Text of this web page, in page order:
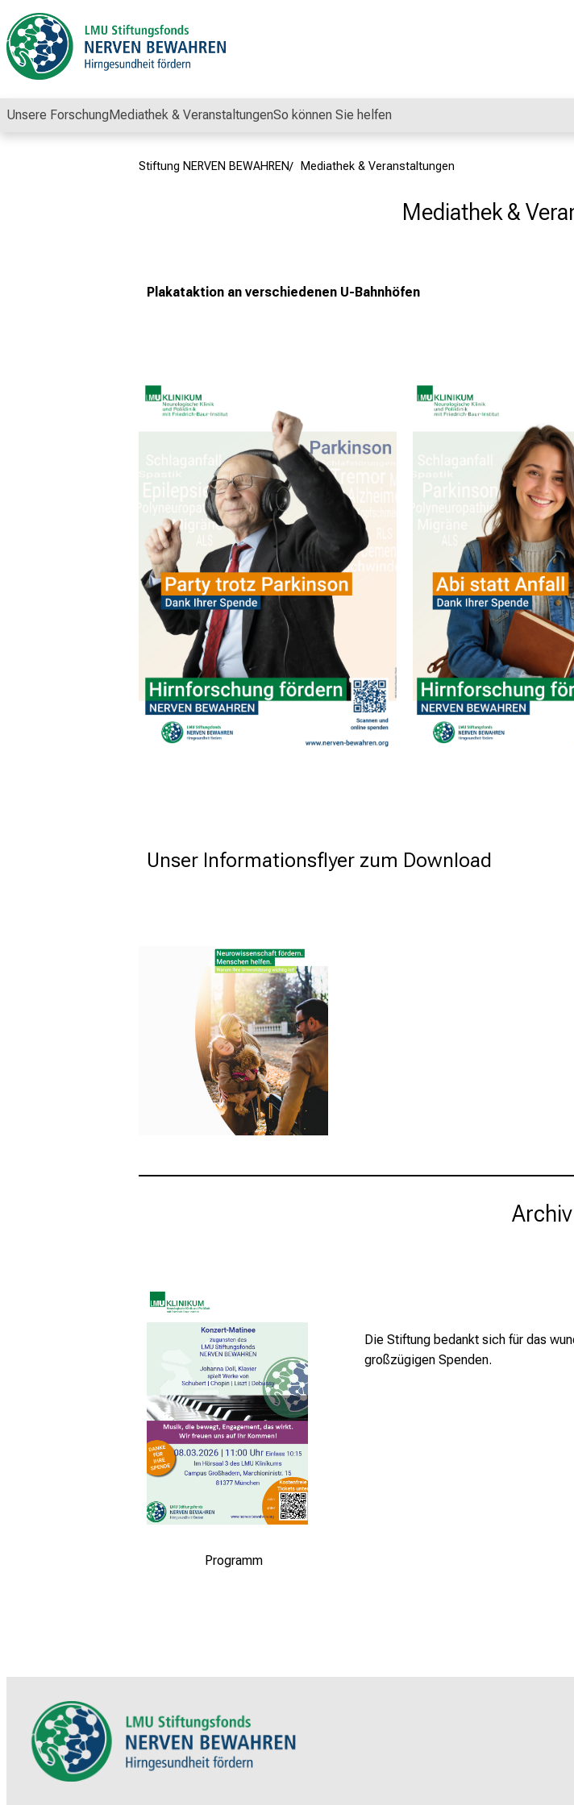
Unsere ForschungMediathek & VeranstaltungenSo können Sie helfen
Stiftung NERVEN BEWAHREN Mediathek & Veranstaltungen
Mediathek &
Plakataktion an verschiedenen U-Bahnhöfen
Unser Informationsflyer zum Download
Archiv
Programm
Die Stiftung bedankt sich für das
großzügigen Spenden.